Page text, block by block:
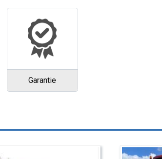
Garantie